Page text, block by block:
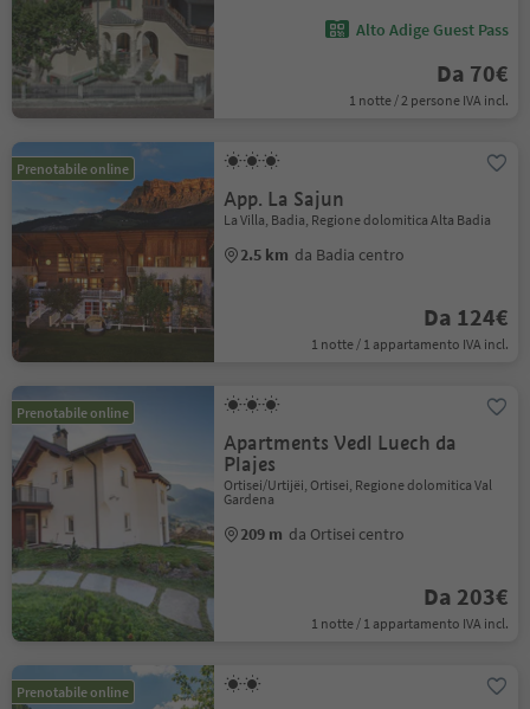
Alto Adige Guest Pass
Da 70€
1 notte / 2 persone IVA incl.
Prenotabile online
App. La Sajun
La Villa, Badia, Regione dolomitica Alta Badia
2.5 km da Badia centro
Da 124€
1 notte / 1 appartamento IVA incl.
Prenotabile online
Apartments Vedl Luech da
Plajes
Ortisei/Urtijëi, Ortisei, Regione dolomitica Val
Gardena
209 m da Ortisei centro
Da 203€
1 notte / 1 appartamento IVA incl.
Prenotabile online